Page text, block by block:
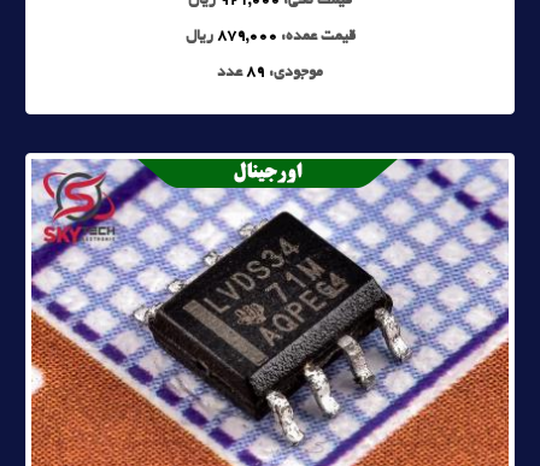
قیمت عمده: 879,000 ریال
موجودی: 89عدد